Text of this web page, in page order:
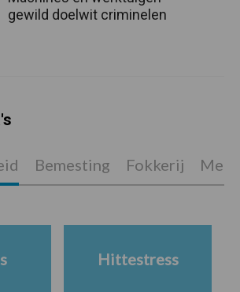
gewild doelwit criminelen
Bemesting Fokkerij
Hittestress